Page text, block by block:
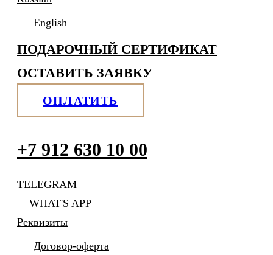
English
ПОДАРОЧНЫЙ СЕРТИФИКАТ
ОСТАВИТЬ ЗАЯВКУ
ОПЛАТИТЬ
+7 912 630 10 00
TELEGRAM
WHAT'S APP
Реквизиты
Договор-оферта